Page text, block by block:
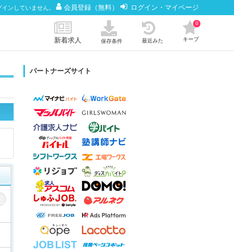
ンしていません。 会員登録（無料） ログイン・マイページ
新着求人 保存条件 最近みた キープ
0
パートナーズサイト